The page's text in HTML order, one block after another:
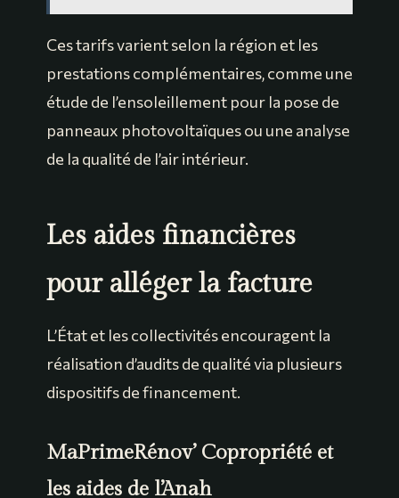
Ces tarifs varient selon la région et les
prestations complémentaires, comme une
étude de l’ensoleillement pour la pose de
panneaux photovoltaïques ou une analyse
de la qualité de l’air intérieur.
Les aides financières
pour alléger la facture
L’État et les collectivités encouragent la
réalisation d’audits de qualité via plusieurs
dispositifs de financement.
MaPrimeRénov’ Copropriété et
les aides de l’Anah